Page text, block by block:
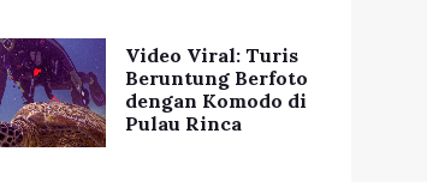
Video Viral: Turis
Beruntung Berfoto
dengan Komodo di
Pulau Rinca